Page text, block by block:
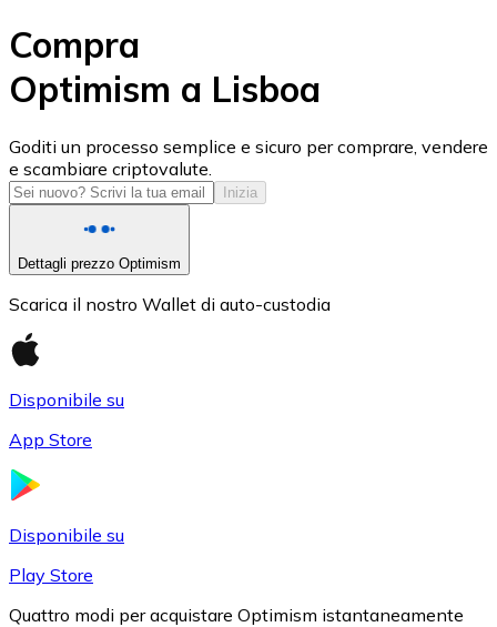
USD Coin
USDC
Compra
Optimism a Lisboa
Goditi un processo semplice e sicuro per comprare, vendere
e scambiare criptovalute.
Inizia
Dettagli prezzo Optimism
Scarica il nostro Wallet di auto-custodia
Disponibile su
App Store
Disponibile su
Play Store
Quattro modi per acquistare Optimism istantaneamente